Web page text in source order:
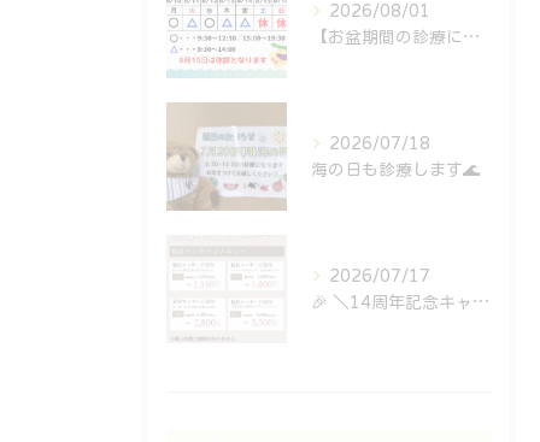
2026/08/01
【お盆期間の診療について🎑】
2026/07/18
海の日も診療します🌊
2026/07/17
⁡🎉 ＼14周年記念キャンペーン開催中！／ 🎉